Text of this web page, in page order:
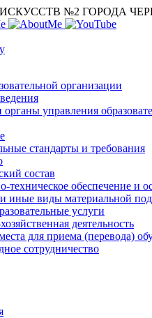
организации
органы управления
стандарты и требования
состав
техническое обеспечение и
иные виды материальной
услуги
деятельность
для приема (перевода)
сотрудничество